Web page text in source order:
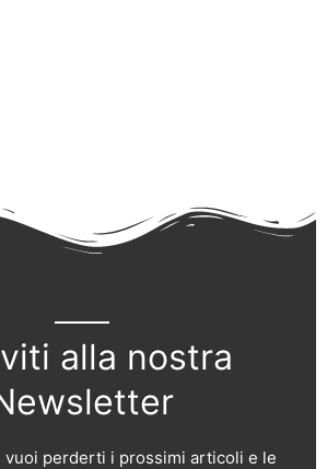
alla nostra
vuoi perderti i prossimi articoli e le